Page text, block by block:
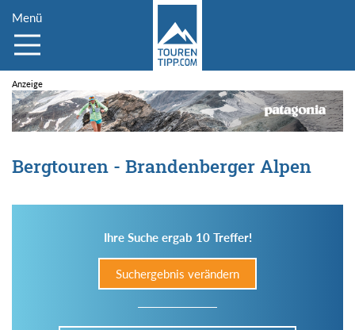
Menü
Bergtouren - Brandenberger Alpen
Ihre Suche ergab 10 Treffer!
Suchergebnis verändern